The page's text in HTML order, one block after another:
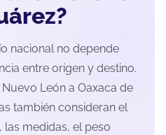
nacional no depende
entre origen y destino.
León a Oaxaca de
también consideran el
medidas, el peso